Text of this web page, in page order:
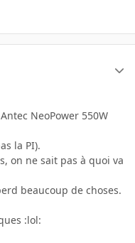
NeoPower 550W
la PI).
on ne sait pas à quoi va
beaucoup de choses.
:lol: